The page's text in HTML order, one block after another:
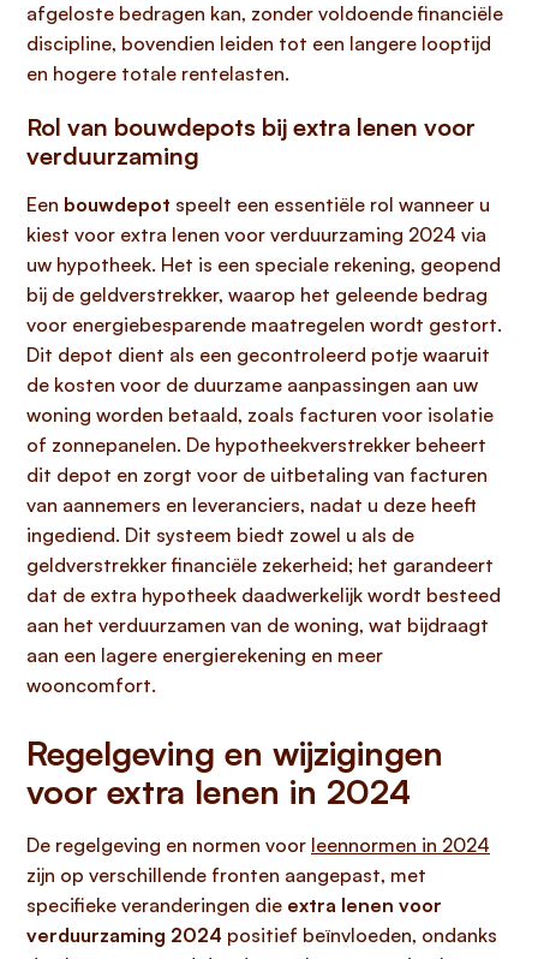
afgeloste bedragen kan, zonder voldoende financiële
discipline, bovendien leiden tot een langere looptijd
en hogere totale rentelasten.
Rol van bouwdepots bij extra lenen voor
verduurzaming
Een bouwdepot speelt een essentiële rol wanneer u
kiest voor extra lenen voor verduurzaming 2024 via
uw hypotheek. Het is een speciale rekening, geopend
bij de geldverstrekker, waarop het geleende bedrag
voor energiebesparende maatregelen wordt gestort.
Dit depot dient als een gecontroleerd potje waaruit
de kosten voor de duurzame aanpassingen aan uw
woning worden betaald, zoals facturen voor isolatie
of zonnepanelen. De hypotheekverstrekker beheert
dit depot en zorgt voor de uitbetaling van facturen
van aannemers en leveranciers, nadat u deze heeft
ingediend. Dit systeem biedt zowel u als de
geldverstrekker financiële zekerheid; het garandeert
dat de extra hypotheek daadwerkelijk wordt besteed
aan het verduurzamen van de woning, wat bijdraagt
aan een lagere energierekening en meer
wooncomfort.
Regelgeving en wijzigingen
voor extra lenen in 2024
De regelgeving en normen voor leennormen in 2024
zijn op verschillende fronten aangepast, met
specifieke veranderingen die extra lenen voor
verduurzaming 2024 positief beïnvloeden, ondanks